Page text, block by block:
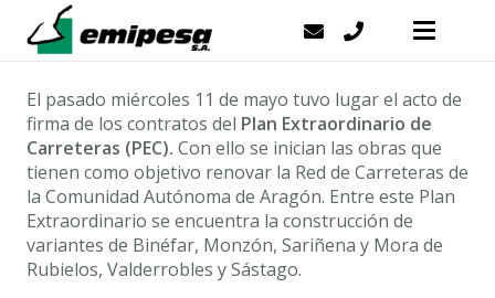
El pasado miércoles 11 de mayo tuvo lugar el acto de
firma de los contratos del Plan Extraordinario de
Carreteras (PEC). Con ello se inician las obras que
tienen como objetivo renovar la Red de Carreteras de
la Comunidad Autónoma de Aragón. Entre este Plan
Extraordinario se encuentra la construcción de
variantes de Binéfar, Monzón, Sariñena y Mora de
Rubielos, Valderrobles y Sástago.